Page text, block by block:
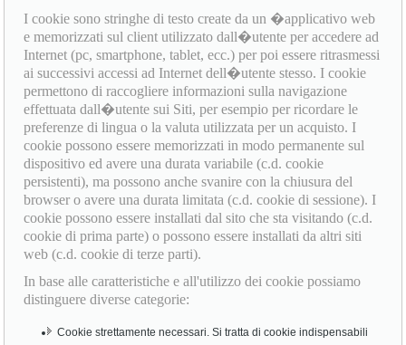
I cookie sono stringhe di testo create da un �applicativo web
e memorizzati sul client utilizzato dall�utente per accedere ad
Internet (pc, smartphone, tablet, ecc.) per poi essere ritrasmessi
ai successivi accessi ad Internet dell�utente stesso. I cookie
permettono di raccogliere informazioni sulla navigazione
effettuata dall�utente sui Siti, per esempio per ricordare le
preferenze di lingua o la valuta utilizzata per un acquisto. I
cookie possono essere memorizzati in modo permanente sul
dispositivo ed avere una durata variabile (c.d. cookie
persistenti), ma possono anche svanire con la chiusura del
browser o avere una durata limitata (c.d. cookie di sessione). I
cookie possono essere installati dal sito che sta visitando (c.d.
cookie di prima parte) o possono essere installati da altri siti
web (c.d. cookie di terze parti).
In base alle caratteristiche e all'utilizzo dei cookie possiamo
distinguere diverse categorie:
Cookie strettamente necessari. Si tratta di cookie indispensabili